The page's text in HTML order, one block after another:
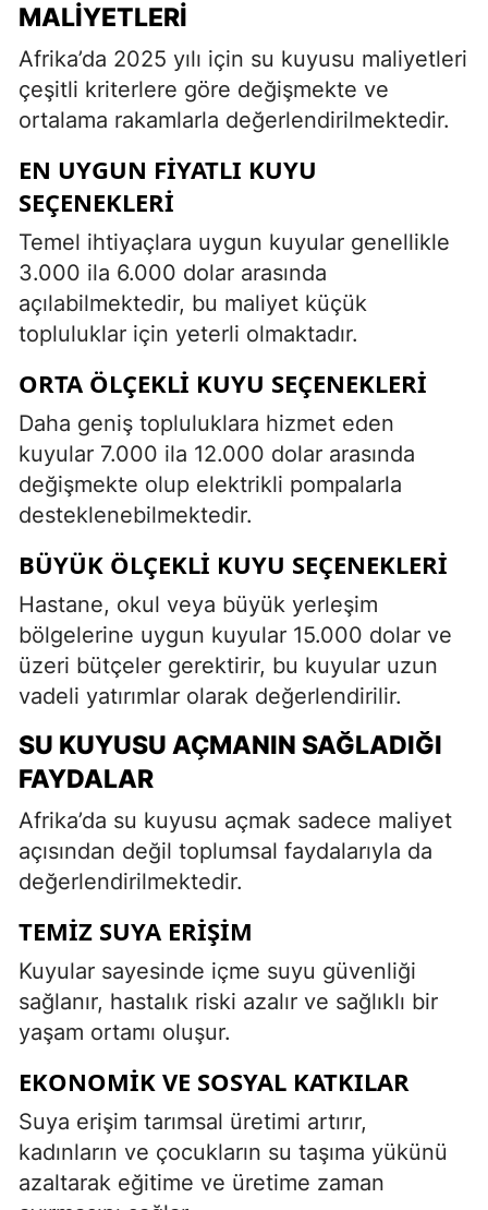
MALIYETLERI
Afrika’da 2025 yılı için su kuyusu maliyetleri
çeşitli kriterlere göre değişmekte ve
ortalama rakamlarla değerlendirilmektedir.
EN UYGUN FIYATLI KUYU
SEÇENEKLERI
Temel ihtiyaçlara uygun kuyular genellikle
3.000 ila 6.000 dolar arasında
açılabilmektedir, bu maliyet küçük
topluluklar için yeterli olmaktadır.
ORTA ÖLÇEKLI KUYU SEÇENEKLERI
Daha geniş topluluklara hizmet eden
kuyular 7.000 ila 12.000 dolar arasında
değişmekte olup elektrikli pompalarla
desteklenebilmektedir.
BÜYÜK ÖLÇEKLI KUYU SEÇENEKLERI
Hastane, okul veya büyük yerleşim
bölgelerine uygun kuyular 15.000 dolar ve
üzeri bütçeler gerektirir, bu kuyular uzun
vadeli yatırımlar olarak değerlendirilir.
SU KUYUSU AÇMANIN SAĞLADIĞI
FAYDALAR
Afrika’da su kuyusu açmak sadece maliyet
açısından değil toplumsal faydalarıyla da
değerlendirilmektedir.
TEMIZ SUYA ERIŞIM
Kuyular sayesinde içme suyu güvenliği
sağlanır, hastalık riski azalır ve sağlıklı bir
yaşam ortamı oluşur.
EKONOMIK VE SOSYAL KATKILAR
Suya erişim tarımsal üretimi artırır,
kadınların ve çocukların su taşıma yükünü
azaltarak eğitime ve üretime zaman